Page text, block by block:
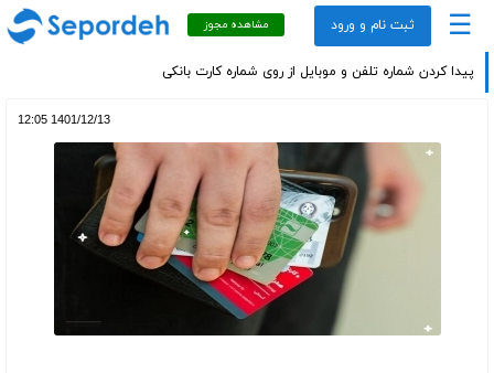
☰ ثبت نام و ورود مشاهده مجوز
پیدا کردن شماره تلفن و موبایل از روی شماره کارت بانکی
1401/12/13 12:05